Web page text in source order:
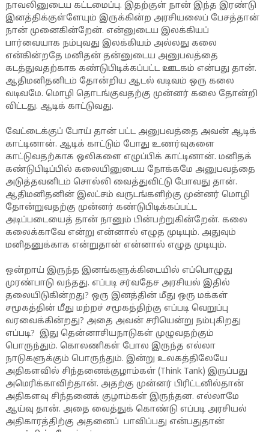
நாவலினுடைய கட்டமைப்பு. இதற்குள் நான் இந்த இரண்டு
இனத்திக்குள்ளேயும் இருக்கின்ற அரசியலைப் பேசத்தான்
நான் முனைகின்றேன். என்னுடைய இலக்கியப்
பார்வையாக நம்புவது இலக்கியம் அல்லது கலை
என்கின்றதே மனிதன் தன்னுடைய அனுபவத்தை
கடத்துவதற்காக கண்டுபிடிக்கப்பட்ட ஊடகம் என்பது தான்.
ஆதிமனிதனிடம் தோன்றிய ஆடல் வடிவம் ஒரு கலை
வடிவமே. மொழி தொடங்குவதற்கு முன்னர் கலை தோன்றி
விட்டது. ஆடிக் காட்டுவது.
வேட்டைக்குப் போய் தான் பட்ட அனுபவத்தை அவன் ஆடிக்
காட்டினான். ஆடிக் காட்டும் போது உணர்வுகளை
காட்டுவதற்காக ஒலிகளை எழுப்பிக் காட்டினான். மனிதக்
கண்டுபிடிப்பில் கலையினுடைய நோக்கமே அனுபவத்தை
அடுத்தவனிடம் சொல்லி வைத்துவிட்டு போவது தான்.
ஆதிமனிதனின் இலட்சம் வருடங்களிற்கு முன்னர் மொழி
தோன்றுவதற்கு முன்னர் கண்டுபிடிக்கப்பட்ட
அடிப்படையைத் தான் நானும் பின்பற்றுகின்றேன். கலை
கலைக்காவே என்று என்னால் எழுத முடியும். அதுவும்
மனிதனுக்காக என்றுதான் என்னால் எழுத முடியும்.
ஒன்றாய் இருந்த இனங்களுக்கிடையில் எப்பொழுது
முரண்பாடு வந்தது. எப்படி சர்வதேச அரசியல் இதில்
தலையிடுகின்றது? ஒரு இனத்தின் மீது ஒரு மக்கள்
சமூகத்தின் மீது மற்றச் சமூகத்திற்கு எப்படி வெறுப்பு
வரவைக்கின்றது? அதை அவன் சரியென்று நம்புகிறது
எப்படி? இது தென்னாசியநாடுகள் முழுவதற்கும்
பொருந்தும். கொலணிகள் போல இருந்த எல்லா
நாடுகளுக்கும் பொருந்தும். இன்று உலகத்திலேயே
அதிகளவில் சிந்தனைக்குழாம்கள் (Think Tank) இருப்பது
அமெரிக்காவிற்தான். அதற்கு முன்னர் பிரிட்டனில்தான்
அதிகளவு சிந்தனைக் குழாம்கள் இருந்தன. எல்லாமே
ஆய்வு தான். அதை வைத்துக் கொண்டு எப்படி அரசியல்
அதிகாரத்திற்கு அதனைப் பாவிப்பது என்பதுதான்